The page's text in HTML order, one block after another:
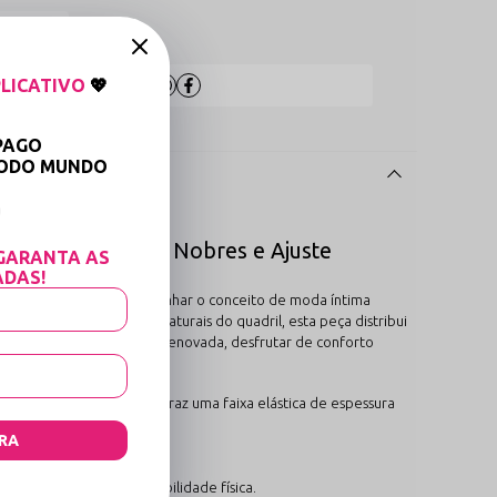
Compartilhe:
das Tramas Nobres e Ajuste
chega para redesenhar o conceito de moda íntima
se moldar às linhas naturais do quadril, esta peça distribui
o dia com a autoestima renovada, desfrutar de conforto
conforto, o modelo traz uma faixa elástica de espessura
benefícios ao corpo:
das horas.
leveza.
com excelente estabilidade física.
💖
MUNDO
AS